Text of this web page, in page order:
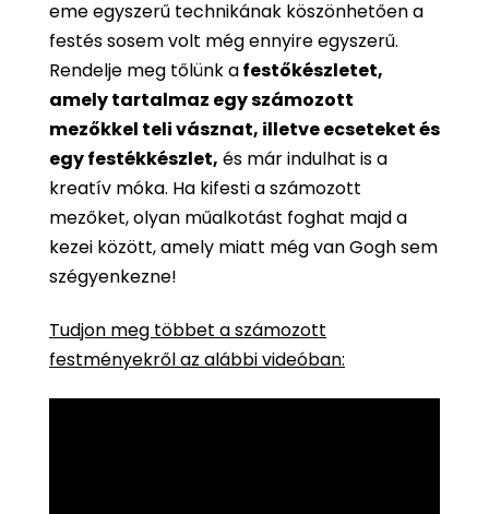
eme egyszerű technikának köszönhetően a
festés sosem volt még ennyire egyszerű.
Rendelje meg tőlünk afestőkészletet,
amely tartalmaz egy számozott
mezőkkel teli vásznat, illetve ecseteket és
egy festékkészlet, és már indulhat is a
kreatív móka. Ha kifesti a számozott
mezőket, olyan műalkotást foghat majd a
kezei között, amely miatt még van Gogh sem
szégyenkezne!
Tudjon meg többet a számozott
festményekről az alábbi videóban: